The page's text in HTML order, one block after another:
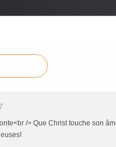
/> Que Christ touche son